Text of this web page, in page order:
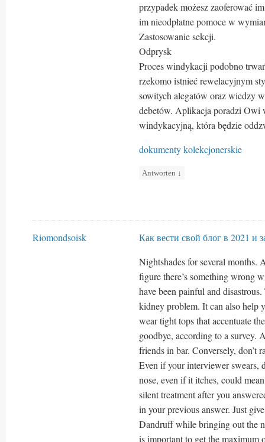
przypadek możesz zaoferować
im nieodpłatne pomoce w
Zastosowanie sekcji.
Odprysk
Proces windykacji podobno
rzekomo istnieć rewelacyjnym
sowitych alegatów oraz wiedzy
debetów. Aplikacja poradzi Owi
windykacyjną, która będzie
dokumenty kolekcjonerskie
Antworten ↓
Riomondsoisk
Как вести свой блог в 2021 и
Nightshades for several months.
figure there’s something wrong
have been painful and
kidney problem. It can also help
wear tight tops that accentuate
goodbye, according to a survey.
friends in bar. Conversely, don’t
Even if your interviewer swears,
nose, even if it itches, could
silent treatment after you
in your previous answer. Just
Dandruff while bringing out the
is important to get the maximum